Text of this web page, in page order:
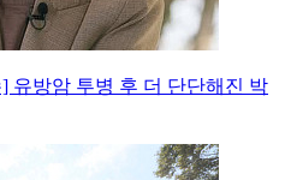
유방암 투병 후 더 단단해진 박